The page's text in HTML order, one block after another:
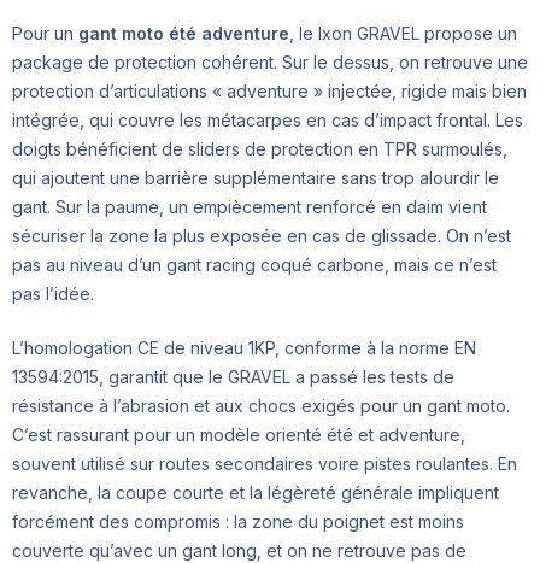
Pour un gant moto été adventure, le Ixon GRAVEL propose un
package de protection cohérent. Sur le dessus, on retrouve une
protection d’articulations « adventure » injectée, rigide mais bien
intégrée, qui couvre les métacarpes en cas d’impact frontal. Les
doigts bénéficient de sliders de protection en TPR surmoulés,
qui ajoutent une barrière supplémentaire sans trop alourdir le
gant. Sur la paume, un empiècement renforcé en daim vient
sécuriser la zone la plus exposée en cas de glissade. On n’est
pas au niveau d’un gant racing coqué carbone, mais ce n’est
pas l’idée.
L’homologation CE de niveau 1KP, conforme à la norme EN
13594:2015, garantit que le GRAVEL a passé les tests de
résistance à l’abrasion et aux chocs exigés pour un gant moto.
C’est rassurant pour un modèle orienté été et adventure,
souvent utilisé sur routes secondaires voire pistes roulantes. En
revanche, la coupe courte et la légèreté générale impliquent
forcément des compromis : la zone du poignet est moins
couverte qu’avec un gant long, et on ne retrouve pas de